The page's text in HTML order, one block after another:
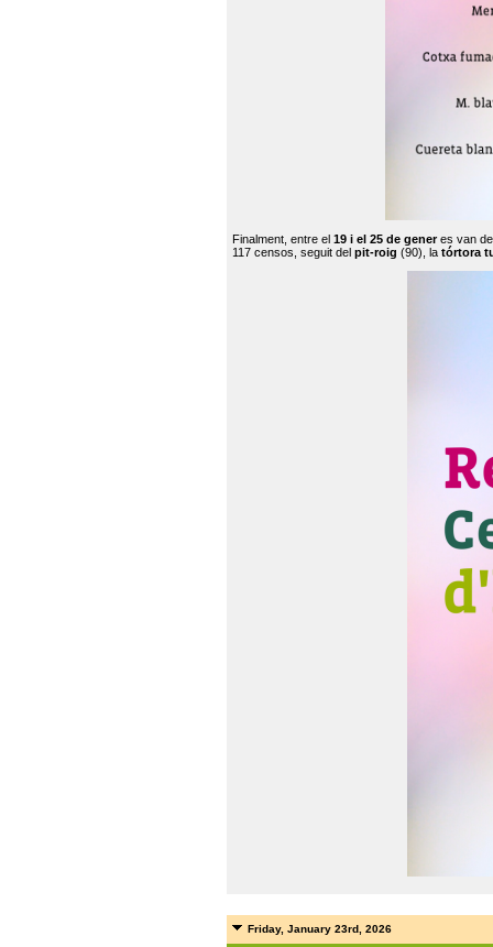
Finalment, entre el 19 i el 25 de generes van
117 censos, seguit del pit-roig (90), la tórtora
Friday, January 23rd, 2026